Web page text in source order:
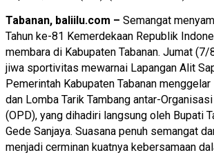
Tabanan, baliilu.com – Semangat
Tahun ke-81 Kemerdekaan Republik
membara di Kabupaten Tabanan. Jumat (7/
jiwa sportivitas mewarnai Lapangan Alit
Pemerintah Kabupaten Tabanan
dan Lomba Tarik Tambang antar-
(OPD), yang dihadiri langsung oleh Bupati
Gede Sanjaya. Suasana penuh semangat
menjadi cerminan kuatnya kebersamaan